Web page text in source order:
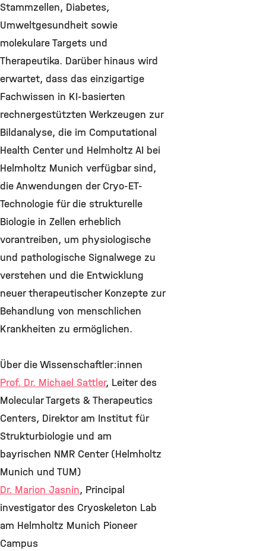
Stammzellen, Diabetes,
Umweltgesundheit sowie
molekulare Targets und
Therapeutika. Darüber hinaus wird
erwartet, dass das einzigartige
Fachwissen in KI-basierten
rechnergestützten Werkzeugen zur
Bildanalyse, die im Computational
Health Center und Helmholtz AI bei
Helmholtz Munich verfügbar sind,
die Anwendungen der Cryo-ET-
Technologie für die strukturelle
Biologie in Zellen erheblich
vorantreiben, um physiologische
und pathologische Signalwege zu
verstehen und die Entwicklung
neuer therapeutischer Konzepte zur
Behandlung von menschlichen
Krankheiten zu ermöglichen.
Über die Wissenschaftler:innen
Prof. Dr. Michael Sattler, Leiter des
Molecular Targets & Therapeutics
Centers, Direktor am Institut für
Strukturbiologie und am
bayrischen NMR Center (Helmholtz
Munich und TUM)
Dr. Marion Jasnin, Principal
investigator des Cryoskeleton Lab
am Helmholtz Munich Pioneer
Campus